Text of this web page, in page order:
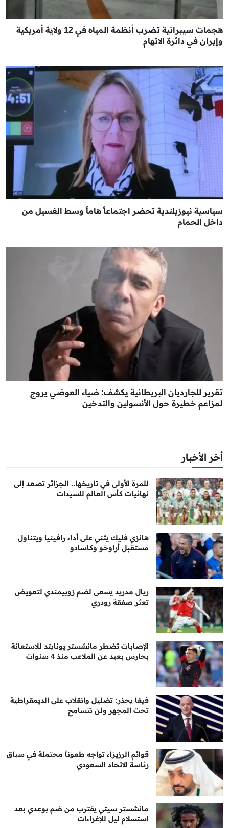
هجمات سيبرانية تضرب أنظمة المياه في 12 ولاية أمريكية
وإيران في دائرة الاتهام
سياسية نيوزيلندية تحضر اجتماعاً هاماً وسط الغسيل من
داخل الحمام
تقرير للجارديان البريطانية يكشف: ضياء العوضي يروج
لمزاعم خطيرة حول الأنسولين والتدخين
أخر الأخبار
للمرة الأولى في تاريخها.. الجزائر تصعد إلى
نهائيات كأس العالم للسيدات
هانزي فليك يثني على أداء رافينيا ويتناول
مستقبل أراوخو وكاسادو
ريال مدريد يسعى لضم زوبيمندي لتعويض
تعثر صفقة رودري
الإصابات تضطر مانشستر يونايتد للاستعانة
بحارس بعيد عن الملاعب منذ 4 سنوات
فيفا يحذر: تضليل وانقلاب على الديمقراطية
تحت المجهر ولن نتسامح
قوائم الرزيزاء تواجه طعوناً محتملة في سباق
رئاسة الاتحاد السعودي
مانشستر سيتي يقترب من ضم بوعدي بعد
استسلام ليل للإغراءات